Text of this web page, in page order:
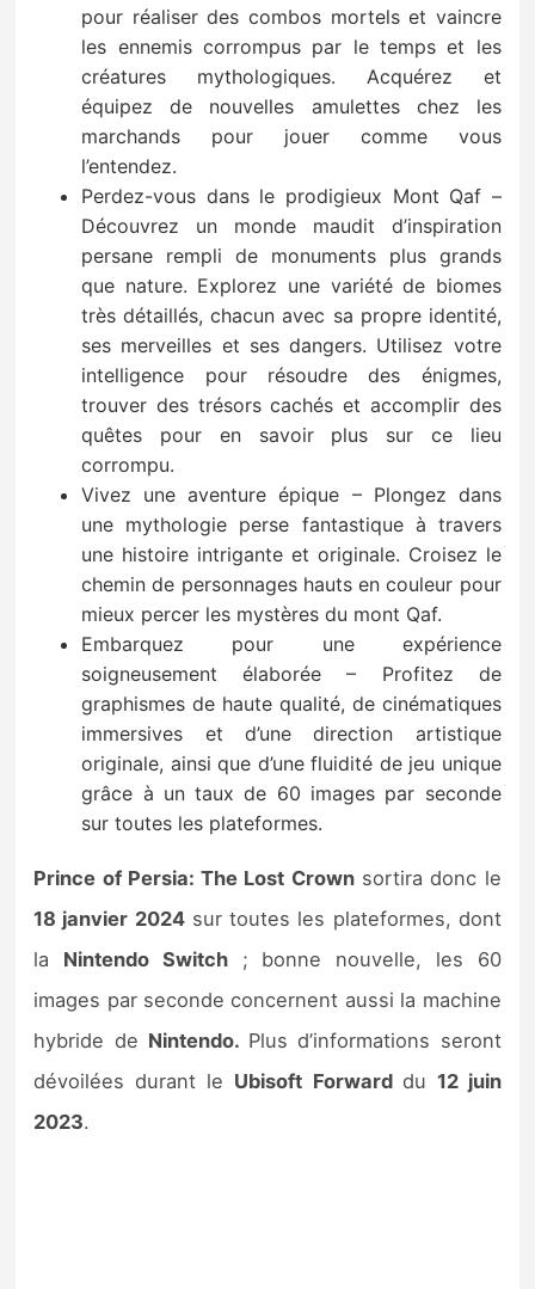
pour réaliser des combos mortels et vaincre
les ennemis corrompus par le temps et les
créatures mythologiques. Acquérez et
équipez de nouvelles amulettes chez les
marchands pour jouer comme vous
l’entendez.
Perdez-vous dans le prodigieux Mont Qaf –
Découvrez un monde maudit d’inspiration
persane rempli de monuments plus grands
que nature. Explorez une variété de biomes
très détaillés, chacun avec sa propre identité,
ses merveilles et ses dangers. Utilisez votre
intelligence pour résoudre des énigmes,
trouver des trésors cachés et accomplir des
quêtes pour en savoir plus sur ce lieu
corrompu.
Vivez une aventure épique – Plongez dans
une mythologie perse fantastique à travers
une histoire intrigante et originale. Croisez le
chemin de personnages hauts en couleur pour
mieux percer les mystères du mont Qaf.
Embarquez pour une expérience
soigneusement élaborée – Profitez de
graphismes de haute qualité, de cinématiques
immersives et d’une direction artistique
originale, ainsi que d’une fluidité de jeu unique
grâce à un taux de 60 images par seconde
sur toutes les plateformes.
Prince of Persia: The Lost Crownsortira donc le
18 janvier 2024sur toutes les plateformes, dont
la Nintendo Switch; bonne nouvelle, les 60
images par seconde concernent aussi la machine
hybride de Nintendo. Plus d’informations seront
dévoilées durant le Ubisoft Forward du 12 juin
2023.